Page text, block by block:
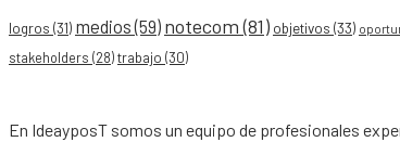
logros (31) medios(59) notecom(81) objetivos (33)
stakeholders (28)trabajo (30)
En IdeayposT somos un equipo de profesionales